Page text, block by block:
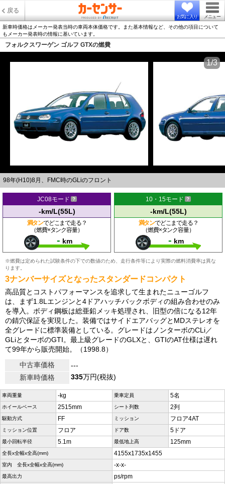
戻る
お気に入り メニュー
新車時価格はメーカー発表当時の車両本体価格です。また基本情報など、その他の項目について
もメーカー発表時の情報に基いています。
フォルクスワーゲン ゴルフ GTXの燃費
98年(H10)8月、FMC時のGLiのフロント
1/3
JC08モード
-km/L(55L)
満タンでどこまで走る？
（燃費×タンク容量）
- km
10・15モード
-km/L(55L)
満タンでどこまで走る？
（燃費×タンク容量）
- km
※燃費は定められた試験条件の下での数値のため、走行条件等により実際の燃料消費率は異な
ります。
3ナンバーサイズとなったスタンダードコンパクト
高品質とコストパフォーマンスを追求して生まれたニューゴルフ
は、まず1.8Lエンジンと4ドアハッチバックボディの組み合わせのみ
を導入。ボディ鋼板は総亜鉛メッキ処理され、旧型の倍になる12年
の錆穴保証を実現した。装備ではサイドエアバッグとMDステレオを
全グレードに標準装備としている。グレードはノンターボのCLi／
GLiとターボのGTI。最上級グレードのGLXと、GTIのAT仕様は遅れ
て99年から販売開始。（1998.8）
中古車価格
---
新車時価格
335万円(税抜)
車両重量 -kg 乗車定員 5名
ホイールベース 2515mm シート列数 2列
駆動方式 FF ミッション フロア4AT
ミッション位置 フロア ドア数 5ドア
最小回転半径 5.1m 最低地上高 125mm
全長x全幅x全高(mm) 4155x1735x1455
室内 全長x全幅x全高(mm) -x-x-
最高出力 ps/rpm